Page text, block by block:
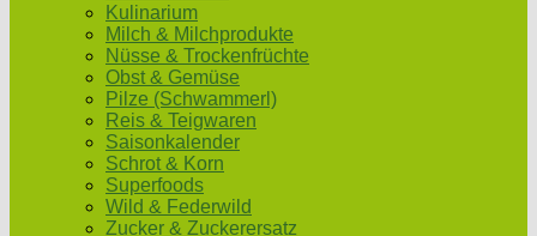
Kulinarium
Milch & Milchprodukte
Nüsse & Trockenfrüchte
Obst & Gemüse
Pilze (Schwammerl)
Reis & Teigwaren
Saisonkalender
Schrot & Korn
Superfoods
Wild & Federwild
Zucker & Zuckerersatz